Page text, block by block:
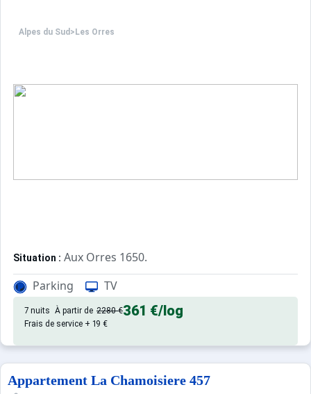
Alpes du Sud > Les Orres
Situation : Aux Orres 1650.
Appartement de particulier :Confortable et tout équipé.
Parking TV
7 nuits À partir de 2280 €361 €/log
Frais de service + 19 €
Appartement La Chamoisiere 457